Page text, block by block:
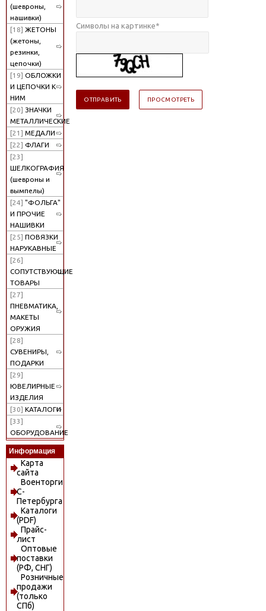
(шевроны,
нашивки)
[18] ЖЕТОНЫ
(жетоны,
резинки,
цепочки)
[19] ОБЛОЖКИ
И ЦЕПОЧКИ К
НИМ
[20] ЗНАЧКИ
МЕТАЛЛИЧЕСКИЕ
[21] МЕДАЛИ
[22] ФЛАГИ
[23]
ШЕЛКОГРАФИЯ
(шевроны и
вымпелы)
[24] "ФОЛЬГА"
И ПРОЧИЕ
НАШИВКИ
[25] ПОВЯЗКИ
НАРУКАВНЫЕ
[26]
СОПУТСТВУЮЩИЕ
ТОВАРЫ
[27]
ПНЕВМАТИКА,
МАКЕТЫ
ОРУЖИЯ
[28]
СУВЕНИРЫ,
ПОДАРКИ
[29]
ЮВЕЛИРНЫЕ
ИЗДЕЛИЯ
[30] КАТАЛОГИ
[33]
ОБОРУДОВАНИЕ
Информация
Карта
сайта
Военторги
С-
Петербурга
Каталоги
(PDF)
Прайс-
лист
Оптовые
поставки
(РФ, СНГ)
Розничные
продажи
(только
СПб)
Символы на картинке*